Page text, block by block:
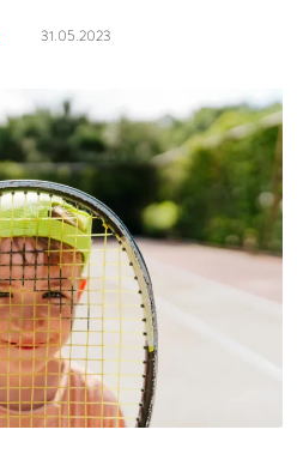
31.05.2023